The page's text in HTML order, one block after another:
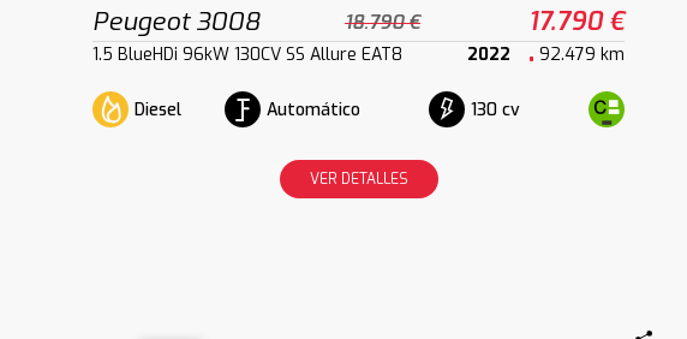
Peugeot 3008 18.790 € 17.790 €
1.5 BlueHDi 96kW 130CV SS Allure EAT8 2022 92.479 km
Diesel Automático 130 cv
VER DETALLES